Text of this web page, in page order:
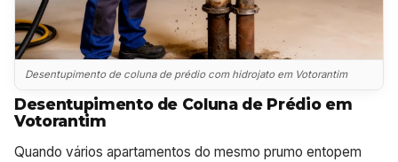
Desentupimento de coluna de prédio com hidrojato em Votorantim
Desentupimento de Coluna de Prédio em
Votorantim
Quando vários apartamentos do mesmo prumo entopem